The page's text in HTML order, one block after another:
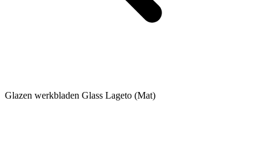
Glazen werkbladen Glass Lageto (Mat)